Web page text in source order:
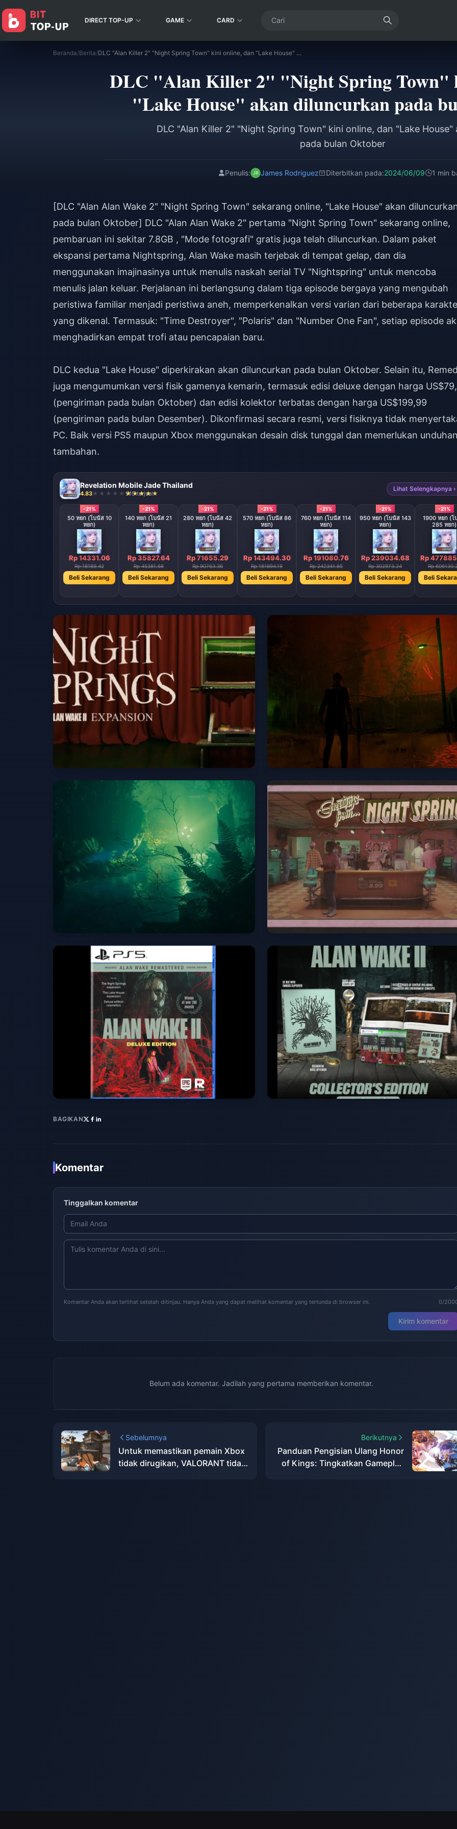
DIRECT TOP-UP GAME CARD
Beranda/Berita/ DLC "Alan Killer 2" "Night Spring Town" kini online, dan "Lake House" akan diluncurkan pada bulan Oktober
DLC "Alan Killer 2" "Night Spring Town"
"Lake House" akan diluncurkan pada
DLC "Alan Killer 2" "Night Spring Town" kini online, dan "Lake
pada bulan Oktober
Penulis: James Rodriguez Diterbitkan pada:2024/06/09 1 min
[DLC "Alan Alan Wake 2" "Night Spring Town" sekarang online, "Lake House" akan
pada bulan Oktober] DLC "Alan Alan Wake 2" pertama "Night Spring Town" sekarang online,
pembaruan ini sekitar 7.8GB , "Mode fotografi" gratis juga telah diluncurkan. Dalam paket
ekspansi pertama Nightspring, Alan Wake masih terjebak di tempat gelap, dan dia
menggunakan imajinasinya untuk menulis naskah serial TV "Nightspring" untuk mencoba
menulis jalan keluar. Perjalanan ini berlangsung dalam tiga episode bergaya yang mengubah
peristiwa familiar menjadi peristiwa aneh, memperkenalkan versi varian dari beberapa
yang dikenal. Termasuk: "Time Destroyer", "Polaris" dan "Number One Fan", setiap episode
menghadirkan empat trofi atau pencapaian baru.
DLC kedua "Lake House" diperkirakan akan diluncurkan pada bulan Oktober. Selain itu,
juga mengumumkan versi fisik gamenya kemarin, termasuk edisi deluxe dengan harga
(pengiriman pada bulan Oktober) dan edisi kolektor terbatas dengan harga US$199,99
(pengiriman pada bulan Desember). Dikonfirmasi secara resmi, versi fisiknya tidak
PC. Baik versi PS5 maupun Xbox menggunakan desain disk tunggal dan memerlukan
tambahan.
Revelation Mobile Jade Thailand
4.83 915 terjual
Lihat Selengkapnya ›
-21%
50 หยก (โบนัส 10
หยก)
Rp 14331.06
Rp 18189.42
Beli Sekarang
-21%
140 หยก (โบนัส 21
หยก)
Rp 35827.64
Rp 45381.68
Beli Sekarang
-21%
280 หยก (โบนัส 42
หยก)
Rp 71655.29
Rp 90763.36
Beli Sekarang
-21%
570 หยก (โบนัส 86
หยก)
Rp 143494.30
Rp 181894.19
Beli Sekarang
-21%
760 หยก (โบนัส 114
หยก)
Rp 191080.76
Rp 242341.85
Beli Sekarang
-21%
950 หยก (โบนัส 143
หยก)
Rp 239034.68
Rp 302973.24
Beli Sekarang
-21%
1900 หยก (โ
285 หยก)
Rp
Rp
Beli
BAGIKAN
Komentar
Tinggalkan komentar
Komentar Anda akan terlihat setelah ditinjau. Hanya Anda yang dapat melihat komentar yang tertunda di browser ini. 0/
Kirim komentar
Belum ada komentar. Jadilah yang pertama memberikan komentar.
Sebelumnya
Untuk memastikan pemain Xbox
tidak dirugikan, VALORANT tidak
Berikutnya
Panduan Pengisian Ulang Honor
of Kings: Tingkatkan Gameplay